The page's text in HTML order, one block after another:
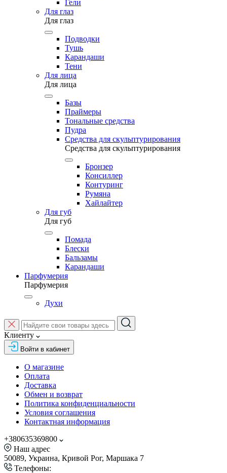
Гели
Для глаз
Для глаз
Подводки
Тушь
Карандаши
Тени
Для лица
Для лица
Базы
Праймеры
Тональные средства
Пудра
Средства для скульптурирования
Средства для скульптурирования
Бронзер
Консиллер
Контуринг
Румяна
Хайлайтер
Для губ
Для губ
Помада
Блески
Бальзамы
Карандаши
Парфумерия
Парфумерия
Духи
Клиенту
Войти в кабинет
О магазине
Оплата
Доставка
Обмен и возврат
Политика конфиденциальности
Условия соглашения
Контактная информация
+380635369800
Наш адрес
50089, Украина, Кривой Рог, Маршака 7
Телефоны: